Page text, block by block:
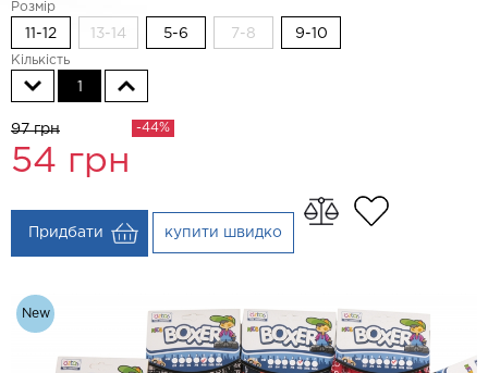
Розмір
11-12 13-14 5-6 7-8 9-10
Кількість
97 грн
54 грн
-44%
Придбати купити швидко
New